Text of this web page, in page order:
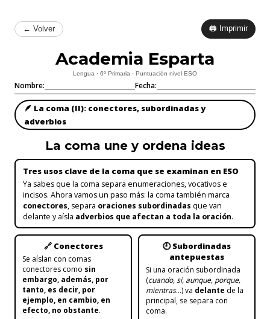
← Volver 🖨 Imprimir
Academia Esparta
Lengua · 6º Primaria · Puntuación nivel ESO
Nombre: Fecha:
🪶 La coma (II): conectores, subordinadas y
adverbios
La coma une y ordena ideas
Tres usos clave de la coma que se examinan en ESO
Ya sabes que la coma separa enumeraciones, vocativos e
incisos. Ahora vamos un paso más: la coma también marca
conectores, separa oraciones subordinadas que van
delante y aísla adverbios que afectan a toda la oración.
🔗 Conectores
Se aíslan con comas
conectores como sin
embargo, además, por
tanto, es decir, por
ejemplo, en cambio, en
efecto, no obstante.
🕘 Subordinadas
antepuestas
Si una oración subordinada
(cuando, si, aunque, porque,
mientras…) va delante de la
principal, se separa con
coma.